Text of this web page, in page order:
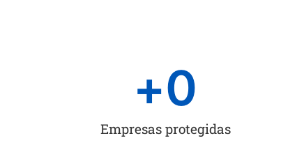
Empresas protegidas
+0